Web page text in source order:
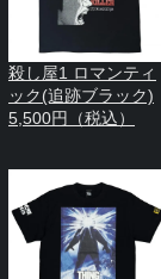
殺し屋1 ロマンティ
ック(追跡ブラック)
5,500円（税込）